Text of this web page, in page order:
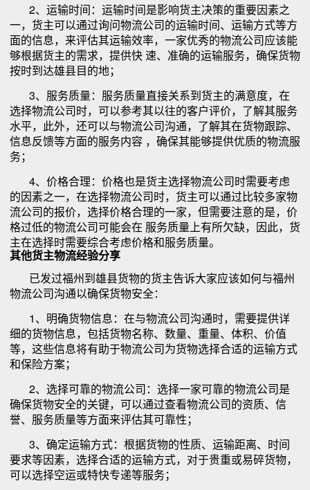
2、运输时间：运输时间是影响货主决策的重要因素之
一，货主可以通过询问物流公司的运输时间、运输方式等方
面的信息，来评估其运输效率，一家优秀的物流公司应该能
够根据货主的需求，提供快 速、准确的运输服务，确保货物
按时到达雄县目的地；
3、服务质量：服务质量直接关系到货主的满意度，在
选择物流公司时，可以参考其以往的客户评价，了解其服务
水平，此外，还可以与物流公司沟通，了解其在货物跟踪、
信息反馈等方面的服务内容 ，确保其能够提供优质的物流服
务；
4、价格合理：价格也是货主选择物流公司时需要考虑
的因素之一，在选择物流公司时，货主可以通过比较多家物
流公司的报价，选择价格合理的一家，但需要注意的是，价
格过低的物流公司可能会在 服务质量上有所欠缺，因此，货
主在选择时需要综合考虑价格和服务质量。
其他货主物流经验分享
已发过福州到雄县货物的货主告诉大家应该如何与福州
物流公司沟通以确保货物安全：
1、明确货物信息：在与物流公司沟通时，需要提供详
细的货物信息，包括货物名称、数量、重量、体积、价值
等，这些信息将有助于物流公司为货物选择合适的运输方式
和保险方案；
2、选择可靠的物流公司：选择一家可靠的物流公司是
确保货物安全的关键，可以通过查看物流公司的资质、信
誉、服务质量等方面来评估其可靠性；
3、确定运输方式：根据货物的性质、运输距离、时间
要求等因素，选择合适的运输方式，对于贵重或易碎货物，
可以选择空运或特快专递等服务；